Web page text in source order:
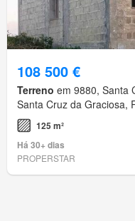
108 500 €
Terreno em 9880, Santa
Santa Cruz da Graciosa,
125 m²
Há 30+ dias
PROPERSTAR